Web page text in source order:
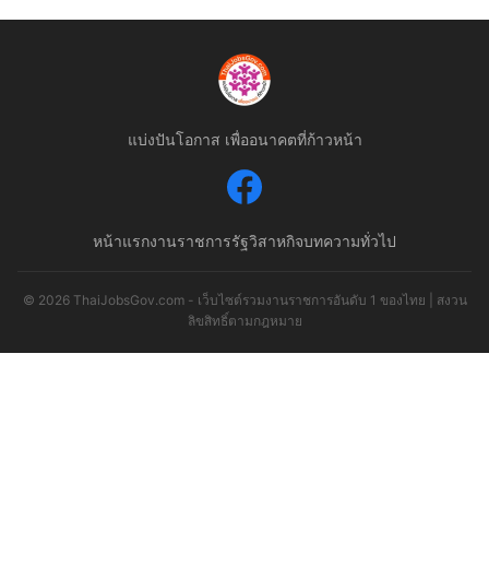
แบ่งปันโอกาส เพื่ออนาคตที่ก้าวหน้า
หน้าแรกงานราชการรัฐวิสาหกิจบทความทั่วไป
© 2026 ThaiJobsGov.com - เว็บไซต์รวมงานราชการอันดับ 1 ของไทย | สงวน
ลิขสิทธิ์ตามกฎหมาย